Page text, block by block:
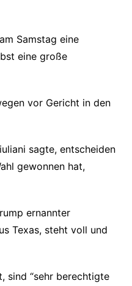
Samstag eine
eine große
vor Gericht in den
sagte, entscheiden
gewonnen hat,
ernannter
Texas, steht voll und
sind “sehr berechtigte